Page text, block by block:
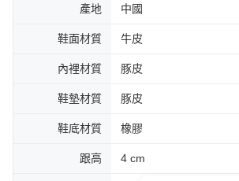
產地 中國
鞋面材質 牛皮
內裡材質 豚皮
鞋墊材質 豚皮
鞋底材質 橡膠
跟高 4 cm